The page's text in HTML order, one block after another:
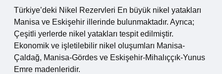
Türkiye’deki Nikel Rezervleri En büyük nikel yatakları
Manisa ve Eskişehir illerinde bulunmaktadır. Ayrıca;
Çeşitli yerlerde nikel yatakları tespit edilmiştir.
Ekonomik ve işletilebilir nikel oluşumları Manisa-
Çaldağ, Manisa-Gördes ve Eskişehir-Mihalıççık-Yunus
Emre madenleridir.